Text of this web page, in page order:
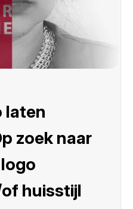
laten
zoek naar
huisstijl